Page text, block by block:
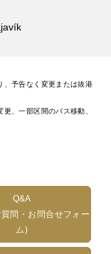
、予告なく変更または抜港
、一部区間のバス移動、
Q&A
問・お問合せフォー
ム)